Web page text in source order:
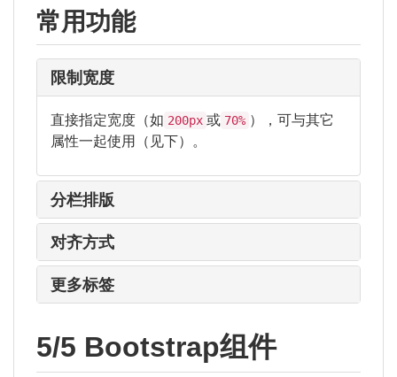
常用功能
限制宽度
直接指定宽度（如 200px 或 70% ），可与其它
属性一起使用（见下）。
分栏排版
对齐方式
更多标签
5/5 Bootstrap组件